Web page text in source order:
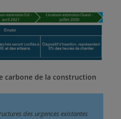
carbone de la construction
des urgences existantes